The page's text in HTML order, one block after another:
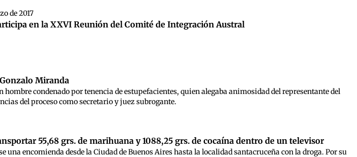
de 2017
en la XXVI Reunión del Comité de Integración Austral
Miranda
hombre condenado por tenencia de estupefacientes, quien alegaba animosidad del representante del
del proceso como secretario y juez subrogante.
55,68 grs. de marihuana y 1088,25 grs. de cocaína dentro de un televisor
encomienda desde la Ciudad de Buenos Aires hasta la localidad santacruceña con la droga. Por su